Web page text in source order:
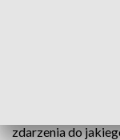
zdarzenia do